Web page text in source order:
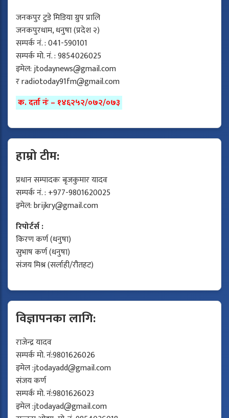
जनकपुर टुडे मिडिया ग्रुप प्रालि
जनकपुरधाम, धनुषा (प्रदेश २)
सम्पर्क नं. : 041-590101
सम्पर्क मो. नं. : 9854026025
इमेल:jtodaynews@gmail.com
रradiotoday91fm@gmail.com
क. दर्ता नंः – १४६२५२/०७२/०७३
हाम्रो टीम:
प्रधान सम्पादकः बृजकुमार यादव
सम्पर्क नं. : +977-9801620025
इमेल:brijkry@gmail.com
रिपोर्टर्स :
किरण कर्ण (धनुषा)
सुभाष कर्ण (धनुषा)
संजय मिश्र (सर्लाही/रौतहट)
विज्ञापनका लागि:
राजेन्द्र यादव
सम्पर्क मो. नं:9801626026
इमेल :jtodayadd@gmail.com
संजय कर्ण
सम्पर्क मो. नं:9801626023
इमेल :jtodayad@gmail.com